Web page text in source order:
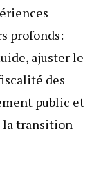
profonds:
ajuster le
des
public et
la transition